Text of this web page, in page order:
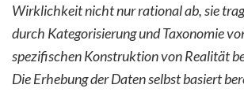
Wirklichkeit nicht nur rational ab, sie
durch Kategorisierung und Taxonomie
spezifischen Konstruktion von Realität
Die Erhebung der Daten selbst basiert